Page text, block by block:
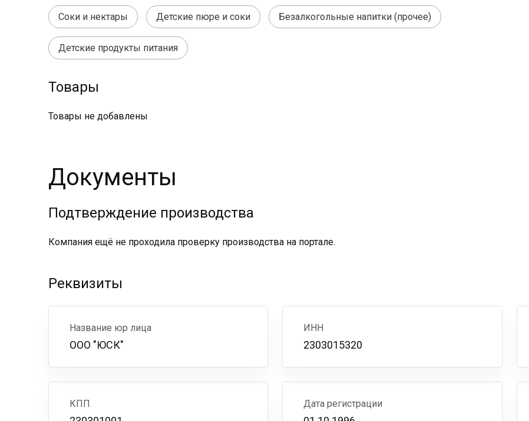
Соки и нектары Детские пюре и соки Безалкогольные напитки (прочее)
Детские продукты питания
Товары
Товары не добавлены
Документы
Подтверждение производства
Компания ещё не проходила проверку производства на портале.
Реквизиты
Название юр лица
ООО "ЮСК"
ИНН
2303015320
КПП Дата регистрации